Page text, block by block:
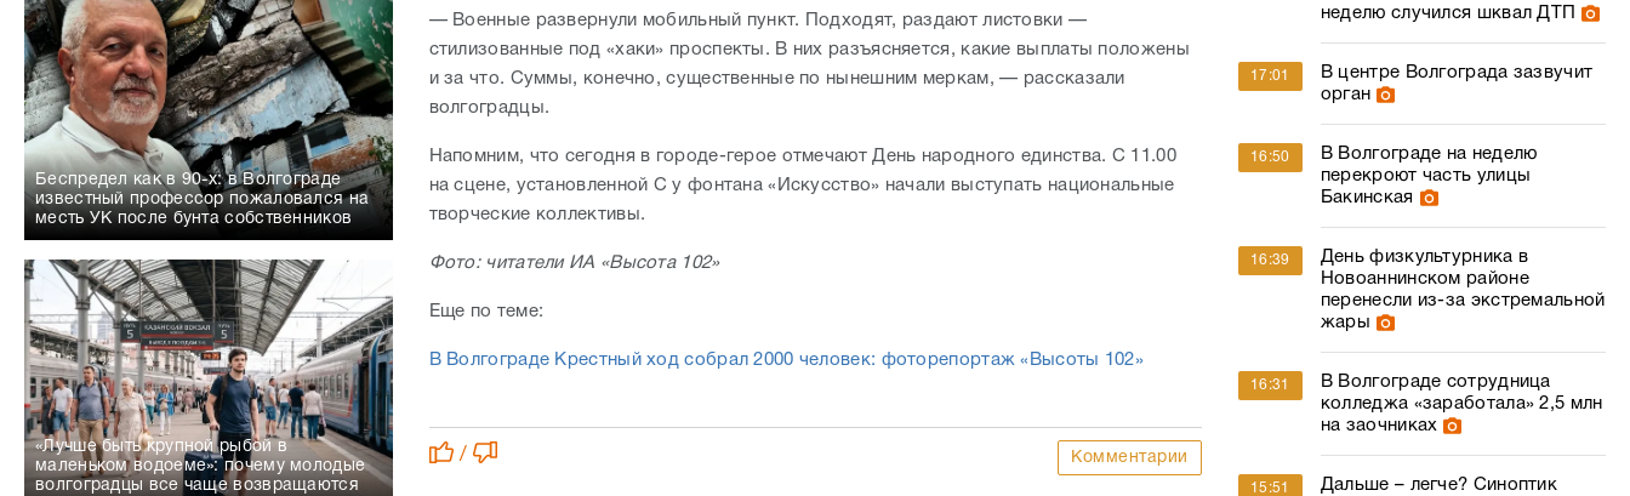
Беспредел как в 90-х: в Волгограде
известный профессор пожаловался на
месть УК после бунта собственников
«Лучше быть крупной рыбой в
маленьком водоеме»: почему молодые
волгоградцы все чаще возвращаются
— Военные развернули мобильный пункт. Подходят, раздают листовки —
стилизованные под «хаки» проспекты. В них разъясняется, какие выплаты положены
и за что. Суммы, конечно, существенные по нынешним меркам, — рассказали
волгоградцы.
Напомним, что сегодня в городе-герое отмечают День народного единства. С 11.00
на сцене, установленной С у фонтана «Искусство» начали выступать национальные
творческие коллективы.
Фото: читатели ИА «Высота 102»
Еще по теме:
В Волгограде Крестный ход собрал 2000 человек: фоторепортаж «Высоты 102»
/ Комментарии
неделю случился шквал ДТП
17:01
В центре Волгограда зазвучит
орган
16:50
В Волгограде на неделю
перекроют часть улицы
Бакинская
16:39
День физкультурника в
Новоаннинском районе
перенесли из-за экстремальной
жары
16:31
В Волгограде сотрудница
колледжа «заработала» 2,5 млн
на заочниках
15:51
Дальше – легче? Синоптик